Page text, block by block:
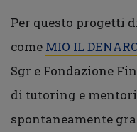
Per questo progetti
come MIO IL
Sgr e Fondazione
di tutoring e
spontaneamente